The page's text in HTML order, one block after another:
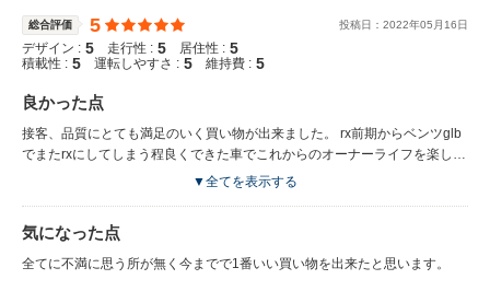
総合評価 5 投稿日： 2022年05 月 16日
デザイン : 5 走行性 : 5 居住性 : 5
積載性 : 5 運転しやすさ : 5 維持費 : 5
良かった点
接客、品質にとても満足のいく買い物が出来ました。 rx前期からベンツglb
でまたrxにしてしまう程良くできた車でこれからのオーナーライフを楽しみ
▼全てを表示する
気になった点
全てに不満に思う所が無く今までで1番いい買い物を出来たと思います。